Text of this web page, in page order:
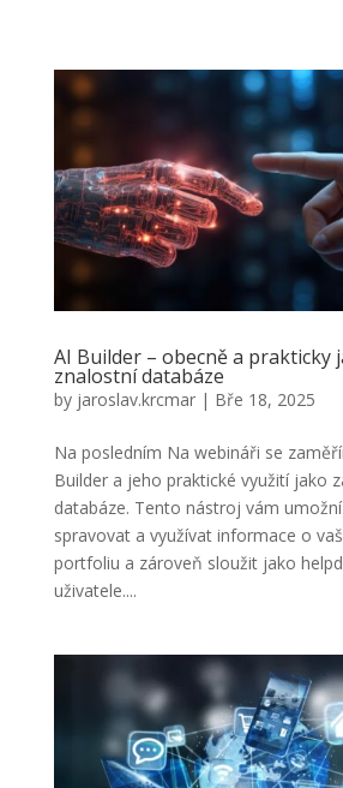
AI Builder – obecně a prakticky
znalostní databáze
by jaroslav.krcmar| Bře 18, 2025
Na posledním Na webináři se
Builder a jeho praktické využití jako
databáze. Tento nástroj vám
spravovat a využívat informace o
portfoliu a zároveň sloužit jako
uživatele....